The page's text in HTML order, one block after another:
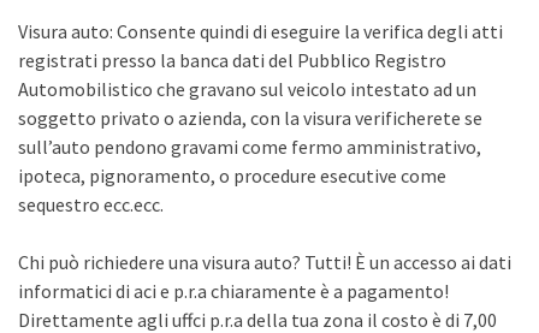
Visura auto: Consente quindi di eseguire la verifica degli atti
registrati presso la banca dati del Pubblico Registro
Automobilistico che gravano sul veicolo intestato ad un
soggetto privato o azienda, con la visura verificherete se
sull’auto pendono gravami come fermo amministrativo,
ipoteca, pignoramento, o procedure esecutive come
sequestro ecc.ecc.
Chi può richiedere una visura auto? Tutti! È un accesso ai dati
informatici di aci e p.r.a chiaramente è a pagamento!
Direttamente agli uffci p.r.a della tua zona il costo è di 7,00